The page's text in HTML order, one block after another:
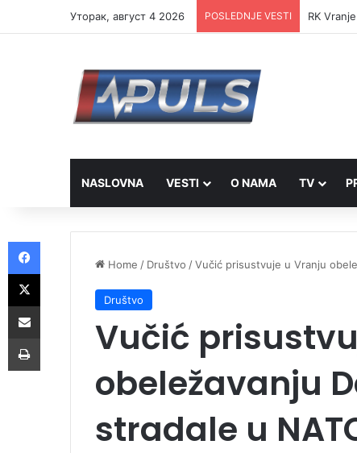
Уторак, август 4 2026 POSLEDNJE VESTI RK
NASLOVNA VESTI O NAMA TV
Home / Društvo /Vučić prisustvuje u Vranju
Društvo
Vučić
obeležavanju
stradale u
Facebook
X
Share via Email